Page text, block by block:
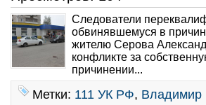
Следователи
обвинявшемуся в
жителю Серова
конфликте за
причинении...
Метки: 111 УК РФ, Владимир